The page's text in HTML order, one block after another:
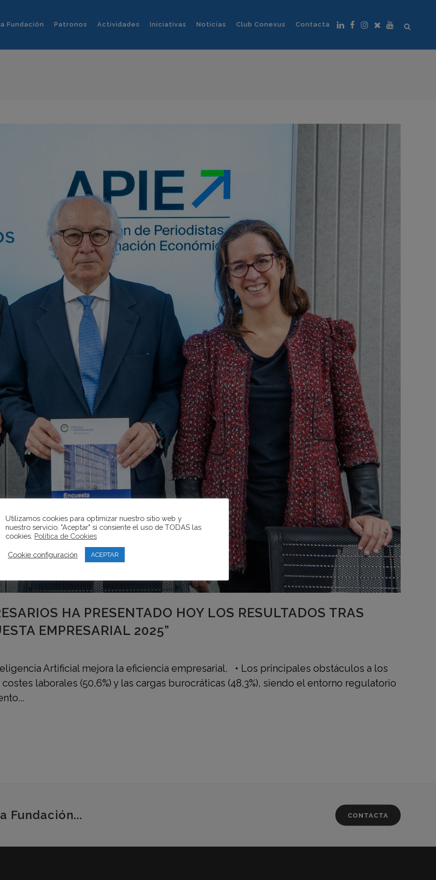
Fundación Patronos Actividades Iniciativas Noticias Club Conexus Contacta
HA PRESENTADO HOY LOS RESULTADOS TRAS
EMPRESARIAL 2025”
Artificial mejora la eficiencia empresarial. • Los principales obstáculos a los
laborales (50,6%) y las cargas burocráticas (48,3%), siendo el entorno regulatorio
Fundación... CONTACTA
Utilizamos cookies para optimizar nuestro sitio web y
nuestro servicio. "Aceptar" si consiente el uso de TODAS las
cookies. Política de Cookies
Cookie configuración ACEPTAR